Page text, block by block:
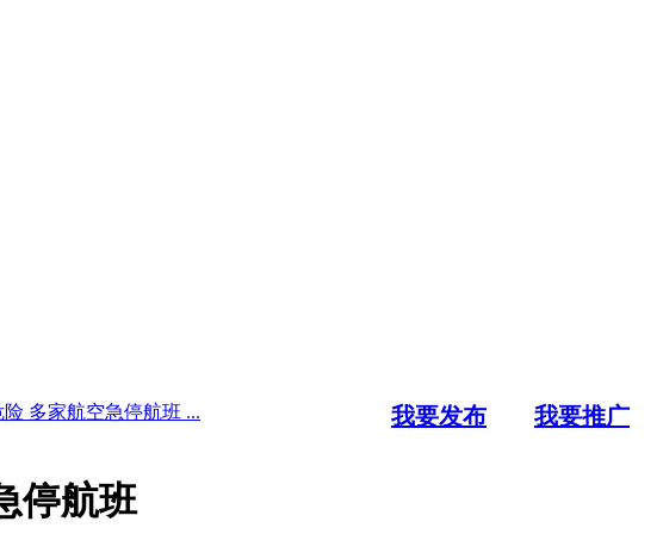
我要发布 我要推广
多家航空急停航班 ...
停航班